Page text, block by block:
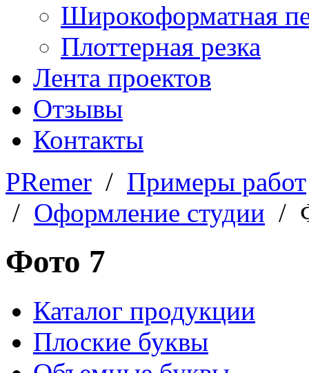
Широкоформатная
Плоттерная резка
Лента проектов
Отзывы
Контакты
PRemer / Примеры работ
/ Оформление студии /
Фото 7
Каталог продукции
Плоские буквы